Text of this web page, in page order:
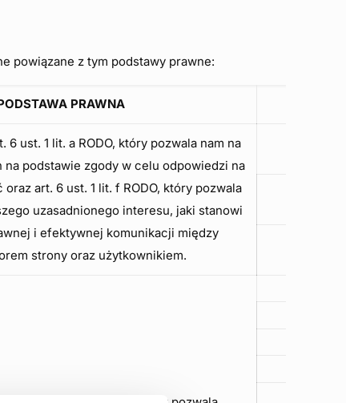
powiązane z tym podstawy prawne:
PRAWNA
6 ust. 1 lit. a RODO, który pozwala nam na
na podstawie zgody w celu odpowiedzi na
oraz art. 6 ust. 1 lit. f RODO, który pozwala
uzasadnionego interesu, jaki stanowi
i efektywnej komunikacji między
strony oraz użytkownikiem.